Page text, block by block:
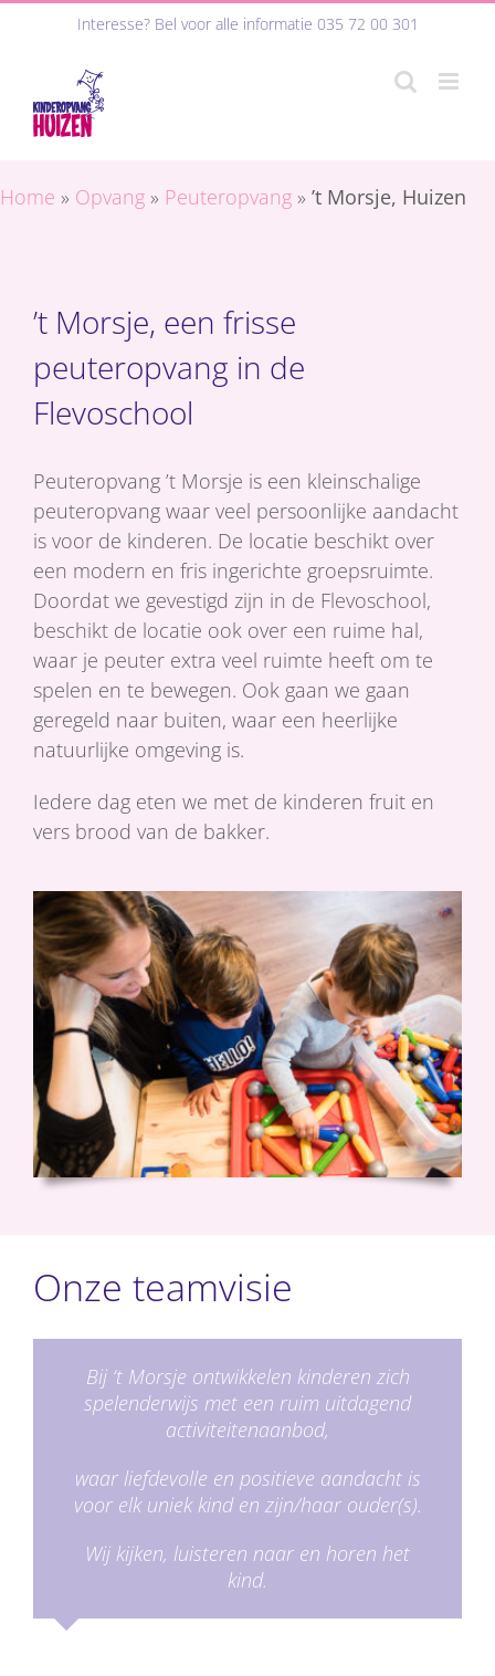
Interesse? Bel voor alle informatie 035 72 00 301
Home » Opvang» Peuteropvang» ’t Morsje, Huizen
’t Morsje, een frisse
peuteropvang in de
Flevoschool
Peuteropvang ’t Morsje is een kleinschalige
peuteropvang waar veel persoonlijke aandacht
is voor de kinderen. De locatie beschikt over
een modern en fris ingerichte groepsruimte.
Doordat we gevestigd zijn in de Flevoschool,
beschikt de locatie ook over een ruime hal,
waar je peuter extra veel ruimte heeft om te
spelen en te bewegen. Ook gaan we gaan
geregeld naar buiten, waar een heerlijke
natuurlijke omgeving is.
Iedere dag eten we met de kinderen fruit en
vers brood van de bakker.
Onze teamvisie
Bij ‘t Morsje ontwikkelen kinderen zich
spelenderwijs met een ruim uitdagend
activiteitenaanbod,
waar liefdevolle en positieve aandacht is
voor elk uniek kind en zijn/haar ouder(s).
Wij kijken, luisteren naar en horen het
kind.